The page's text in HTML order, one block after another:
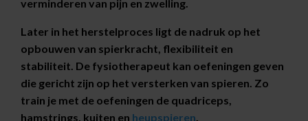
verminderen van pijn en zwelling.
Later in het herstelproces ligt de nadruk op het
opbouwen van spierkracht, flexibiliteit en
stabiliteit. De fysiotherapeut kan oefeningen geven
die gericht zijn op het versterken van spieren. Zo
train je met de oefeningen de quadriceps,
hamstrings, kuiten en heupspieren